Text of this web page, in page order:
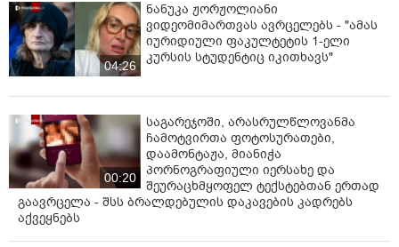
04:26
ნანუკა ჟორჟოლიანი
ვიდეომიმართვას ავრცელებს - "ამას
იურიდიული ფაკულტეტის 1-ელი
კურსის სტუდენტიც იკითხავს"
00:20
საგარეჯოში, არასრულწლოვანმა
ჩამოტვირთა ფოტოსურათები,
დაამონტაჟა, მიანიჭა
პორნოგრაფიული იერსახე და
შეურაცხმყოფელ ტექსტებთან ერთად
გაავრცელა - შსს ბრალდებულის დაკავების კადრებს
აქვეყნებს